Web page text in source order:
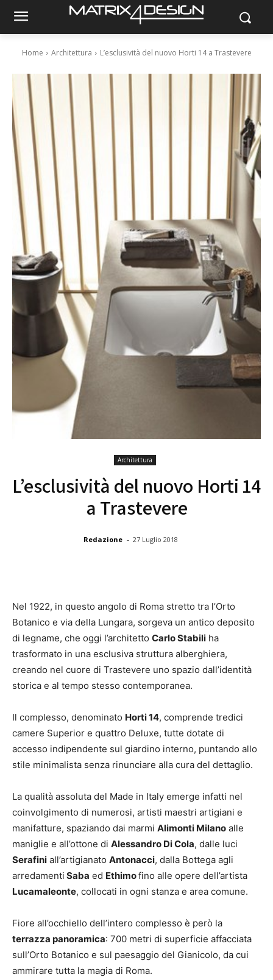
Home Architettura L’esclusività del nuovo Horti 14 a Trastevere
Architettura
L’esclusività del nuovo Horti 14
a Trastevere
Redazione - 27 Luglio 2018
Nel 1922, in questo angolo di Roma stretto tra l’Orto
Botanico e via della Lungara, sorgeva un antico deposito
di legname, che oggi l’architetto Carlo Stabili ha
trasformato in una esclusiva struttura alberghiera,
creando nel cuore di Trastevere uno spazio dall’identità
storica e al tempo stesso contemporanea.
Il complesso, denominato Horti 14, comprende tredici
camere Superior e quattro Deluxe, tutte dotate di
accesso indipendente sul giardino interno, puntando allo
stile minimalista senza rinunciare alla cura del dettaglio.
La qualità assoluta del Made in Italy emerge infatti nel
coinvolgimento di numerosi, artisti maestri artigiani e
manifatture, spaziando dai marmi Alimonti Milano alle
maniglie e all’ottone di Alessandro Di Cola, dalle luci
Serafini all’artigianato Antonacci, dalla Bottega agli
arredamenti Saba ed Ethimofino alle opere dell’artista
Lucamaleonte, collocati in ogni stanza e area comune.
Fiore all’occhiello dell’intero complesso è però la
terrazza panoramica: 700 metri di superficie affacciata
sull’Orto Botanico e sul paesaggio del Gianicolo, da cui
ammirare tutta la magia di Roma.